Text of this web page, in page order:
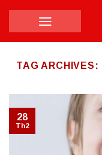
TAG ARCHIVES:
28
Th2